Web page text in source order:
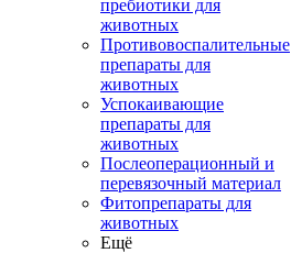
пребиотики для
животных
Противовоспалительные
препараты для
животных
Успокаивающие
препараты для
животных
Послеоперационный и
перевязочный материал
Фитопрепараты для
животных
Ещё